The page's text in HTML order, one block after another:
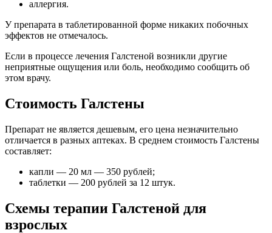
аллергия.
У препарата в таблетированной форме никаких побочных
эффектов не отмечалось.
Если в процессе лечения Галстеной возникли другие
неприятные ощущения или боль, необходимо сообщить об
этом врачу.
Стоимость Галстены
Препарат не является дешевым, его цена незначительно
отличается в разных аптеках. В среднем стоимость Галстены
составляет:
капли — 20 мл — 350 рублей;
таблетки — 200 рублей за 12 штук.
Схемы терапии Галстеной для
взрослых